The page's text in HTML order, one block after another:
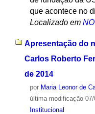
que acontece no
Localizado em
Apresentação do
Carlos Roberto
de 2014
por Maria Leonor de
última modificação07/
Institucional